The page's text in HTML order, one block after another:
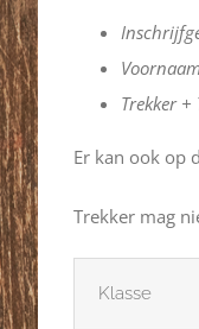
Trekker +
Er kan ook op
Trekker mag
Klasse